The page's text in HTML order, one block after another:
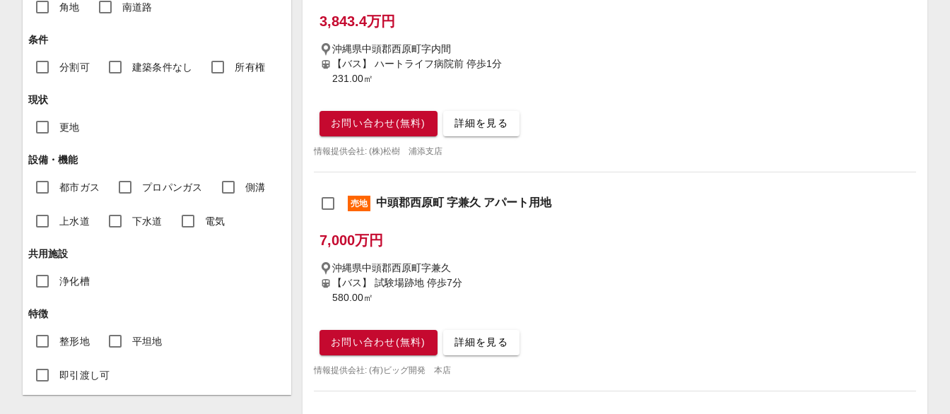
角地 南道路
条件
分割可 建築条件なし 所有権
現状
更地
設備・機能
都市ガス プロパンガス 側溝
上水道 下水道 電気
共用施設
浄化槽
特徴
整形地 平坦地
即引渡し可
3,843.4万円
沖縄県中頭郡西原町字内間
【バス】 ハートライフ病院前 停歩1分
231.00㎡
お問い合わせ(無料) 詳細を見る
情報提供会社: (株)松樹 浦添支店
売地 中頭郡西原町 字兼久 アパート用地
7,000万円
沖縄県中頭郡西原町字兼久
【バス】 試験場跡地 停歩7分
580.00㎡
お問い合わせ(無料) 詳細を見る
情報提供会社: (有)ビッグ開発 本店